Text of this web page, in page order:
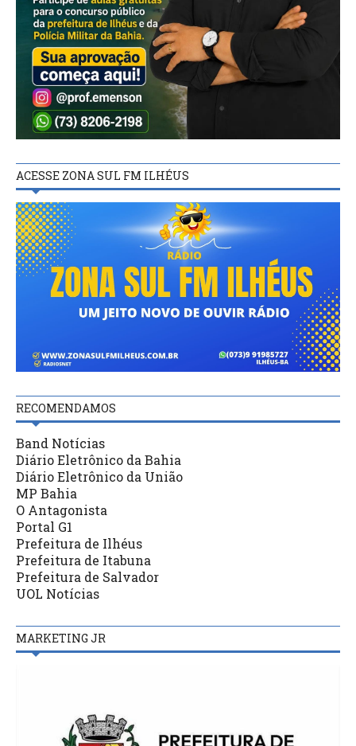
ACESSE ZONA SUL FM ILHÉUS
RECOMENDAMOS
Band Notícias
Diário Eletrônico da Bahia
Diário Eletrônico da União
MP Bahia
O Antagonista
Portal G1
Prefeitura de Ilhéus
Prefeitura de Itabuna
Prefeitura de Salvador
UOL Notícias
MARKETING JR